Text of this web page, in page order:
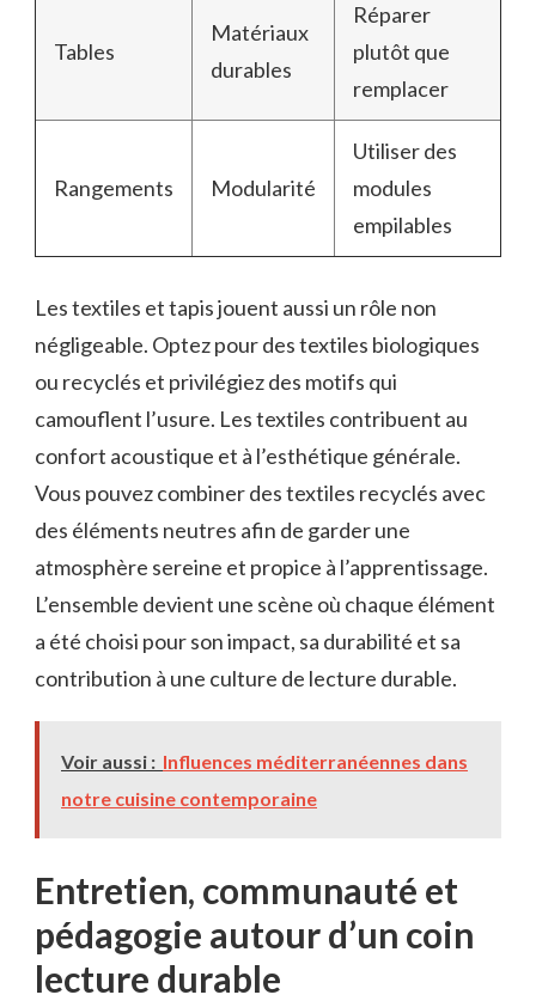
Tables
Matériaux
durables
Réparer
plutôt que
remplacer
Rangements Modularité
Utiliser des
modules
empilables
Les textiles et tapis jouent aussi un rôle non
négligeable. Optez pour des textiles biologiques
ou recyclés et privilégiez des motifs qui
camouflent l’usure. Les textiles contribuent au
confort acoustique et à l’esthétique générale.
Vous pouvez combiner des textiles recyclés avec
des éléments neutres afin de garder une
atmosphère sereine et propice à l’apprentissage.
L’ensemble devient une scène où chaque élément
a été choisi pour son impact, sa durabilité et sa
contribution à une culture de lecture durable.
Voir aussi : Influences méditerranéennes dans
notre cuisine contemporaine
Entretien, communauté et
pédagogie autour d’un coin
lecture durable